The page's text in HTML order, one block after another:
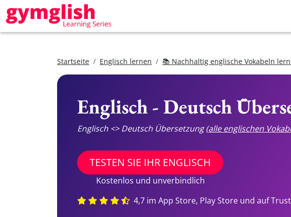
Startseite Englisch lernen 📚 Nachhaltig englische Vokabeln
Englisch - Deutsch
Englisch <> Deutsch Übersetzung(alle englischen
TESTEN SIE IHR ENGLISCH
Kostenlos und unverbindlich
4,7 im App Store, Play Store und auf